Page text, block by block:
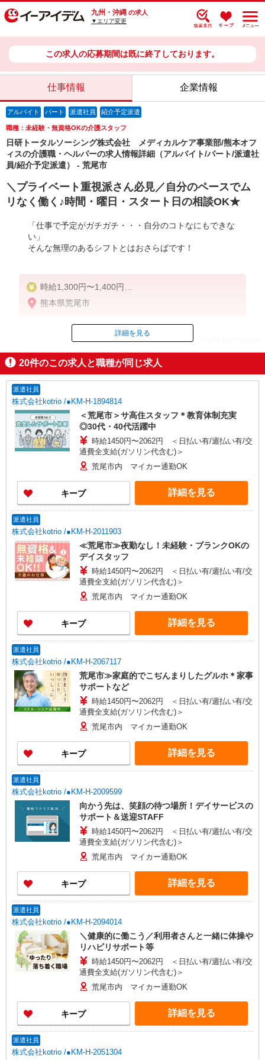
九州・沖縄 の求人
▼エリア変更
この求人の応募期間は既に終了しております。
仕事情報 企業情報
アルバイト パート 派遣社員 紹介予定派遣
職種：未経験・無資格OKの介護スタッフ
日研トータルソーシング株式会社 メディカルケア事業部/熊本オフ
ィスの介護職・ヘルパーの求人情報詳細（アルバイト/パート/派遣社
員/紹介予定派遣） - 荒尾市
＼プライベート重視派さん必見／自分のペースでム
リなく働く♪時間・曜日・スタート日の相談OK★
「仕事で予定がガチガチ・・・自分のコトなにもできな
い」
そんな無理のあるシフトとはおさらばです！
時給1,300円〜1,400円
★週払いOK（規定あり）
熊本県荒尾市
ID：AE0626559989
掲載期間終了
詳細を見る
20件のこの求人と職種が同じ求人
派遣社員
株式会社kotrio /●KM-H-1894814
＜荒尾市＞サ高住スタッフ＊教育体制充実
◎30代・40代活躍中
時給1450円〜2062円 ＜日払い有/週払い有/交
通費全支給(ガソリン代含む)＞
荒尾市内 マイカー通勤OK
キープ 詳細を見る
派遣社員
株式会社kotrio /●KM-H-2011903
≪荒尾市≫夜勤なし！未経験・ブランクOKの
デイスタッフ
時給1450円〜2062円 ＜日払い有/週払い有/交
通費全支給(ガソリン代含む)＞
荒尾市内 マイカー通勤OK
キープ 詳細を見る
派遣社員
株式会社kotrio /●KM-H-2067117
荒尾市≫家庭的でこぢんまりしたグルホ＊家事
サポートなど
時給1450円〜2062円 ＜日払い有/週払い有/交
通費全支給(ガソリン代含む)＞
荒尾市内 マイカー通勤OK
キープ 詳細を見る
派遣社員
株式会社kotrio /●KM-H-2009599
向かう先は、笑顔の待つ場所！デイサービスの
サポート＆送迎STAFF
時給1450円〜2062円 ＜日払い有/週払い有/交
通費全支給(ガソリン代含む)＞
荒尾市内 マイカー通勤OK
キープ 詳細を見る
派遣社員
株式会社kotrio /●KM-H-2094014
＼健康的に働こう／利用者さんと一緒に体操や
リハビリサポート等
時給1450円〜2062円 ＜日払い有/週払い有/交
通費全支給(ガソリン代含む)＞
荒尾市内 マイカー通勤OK
キープ 詳細を見る
派遣社員
株式会社kotrio /●KM-H-2051304